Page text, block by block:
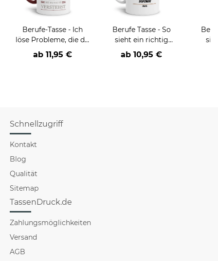
Berufe-Tasse - Ich
löse Probleme, die du
nicht verstehst -
verschiedene Berufe
ab 11,95 €
Berufe Tasse - So
sieht ein richtig
cooler -BERUF- aus
ab 10,95 €
Schnellzugriff
Kontakt
Blog
Qualität
Sitemap
TassenDruck.de
Zahlungsmöglichkeiten
Versand
AGB